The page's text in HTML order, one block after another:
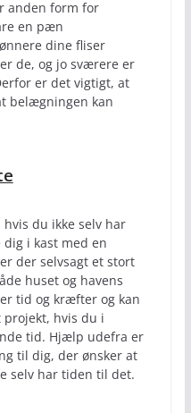
anden form for
en pæn
dine fliser
de, og jo sværere er
er det vigtigt, at
belægningen kan
du ikke selv har
i kast med en
der selvsagt et stort
huset og havens
tid og kræfter og kan
hvis du i
tid. Hjælp udefra er
til dig, der ønsker at
selv har tiden til det.